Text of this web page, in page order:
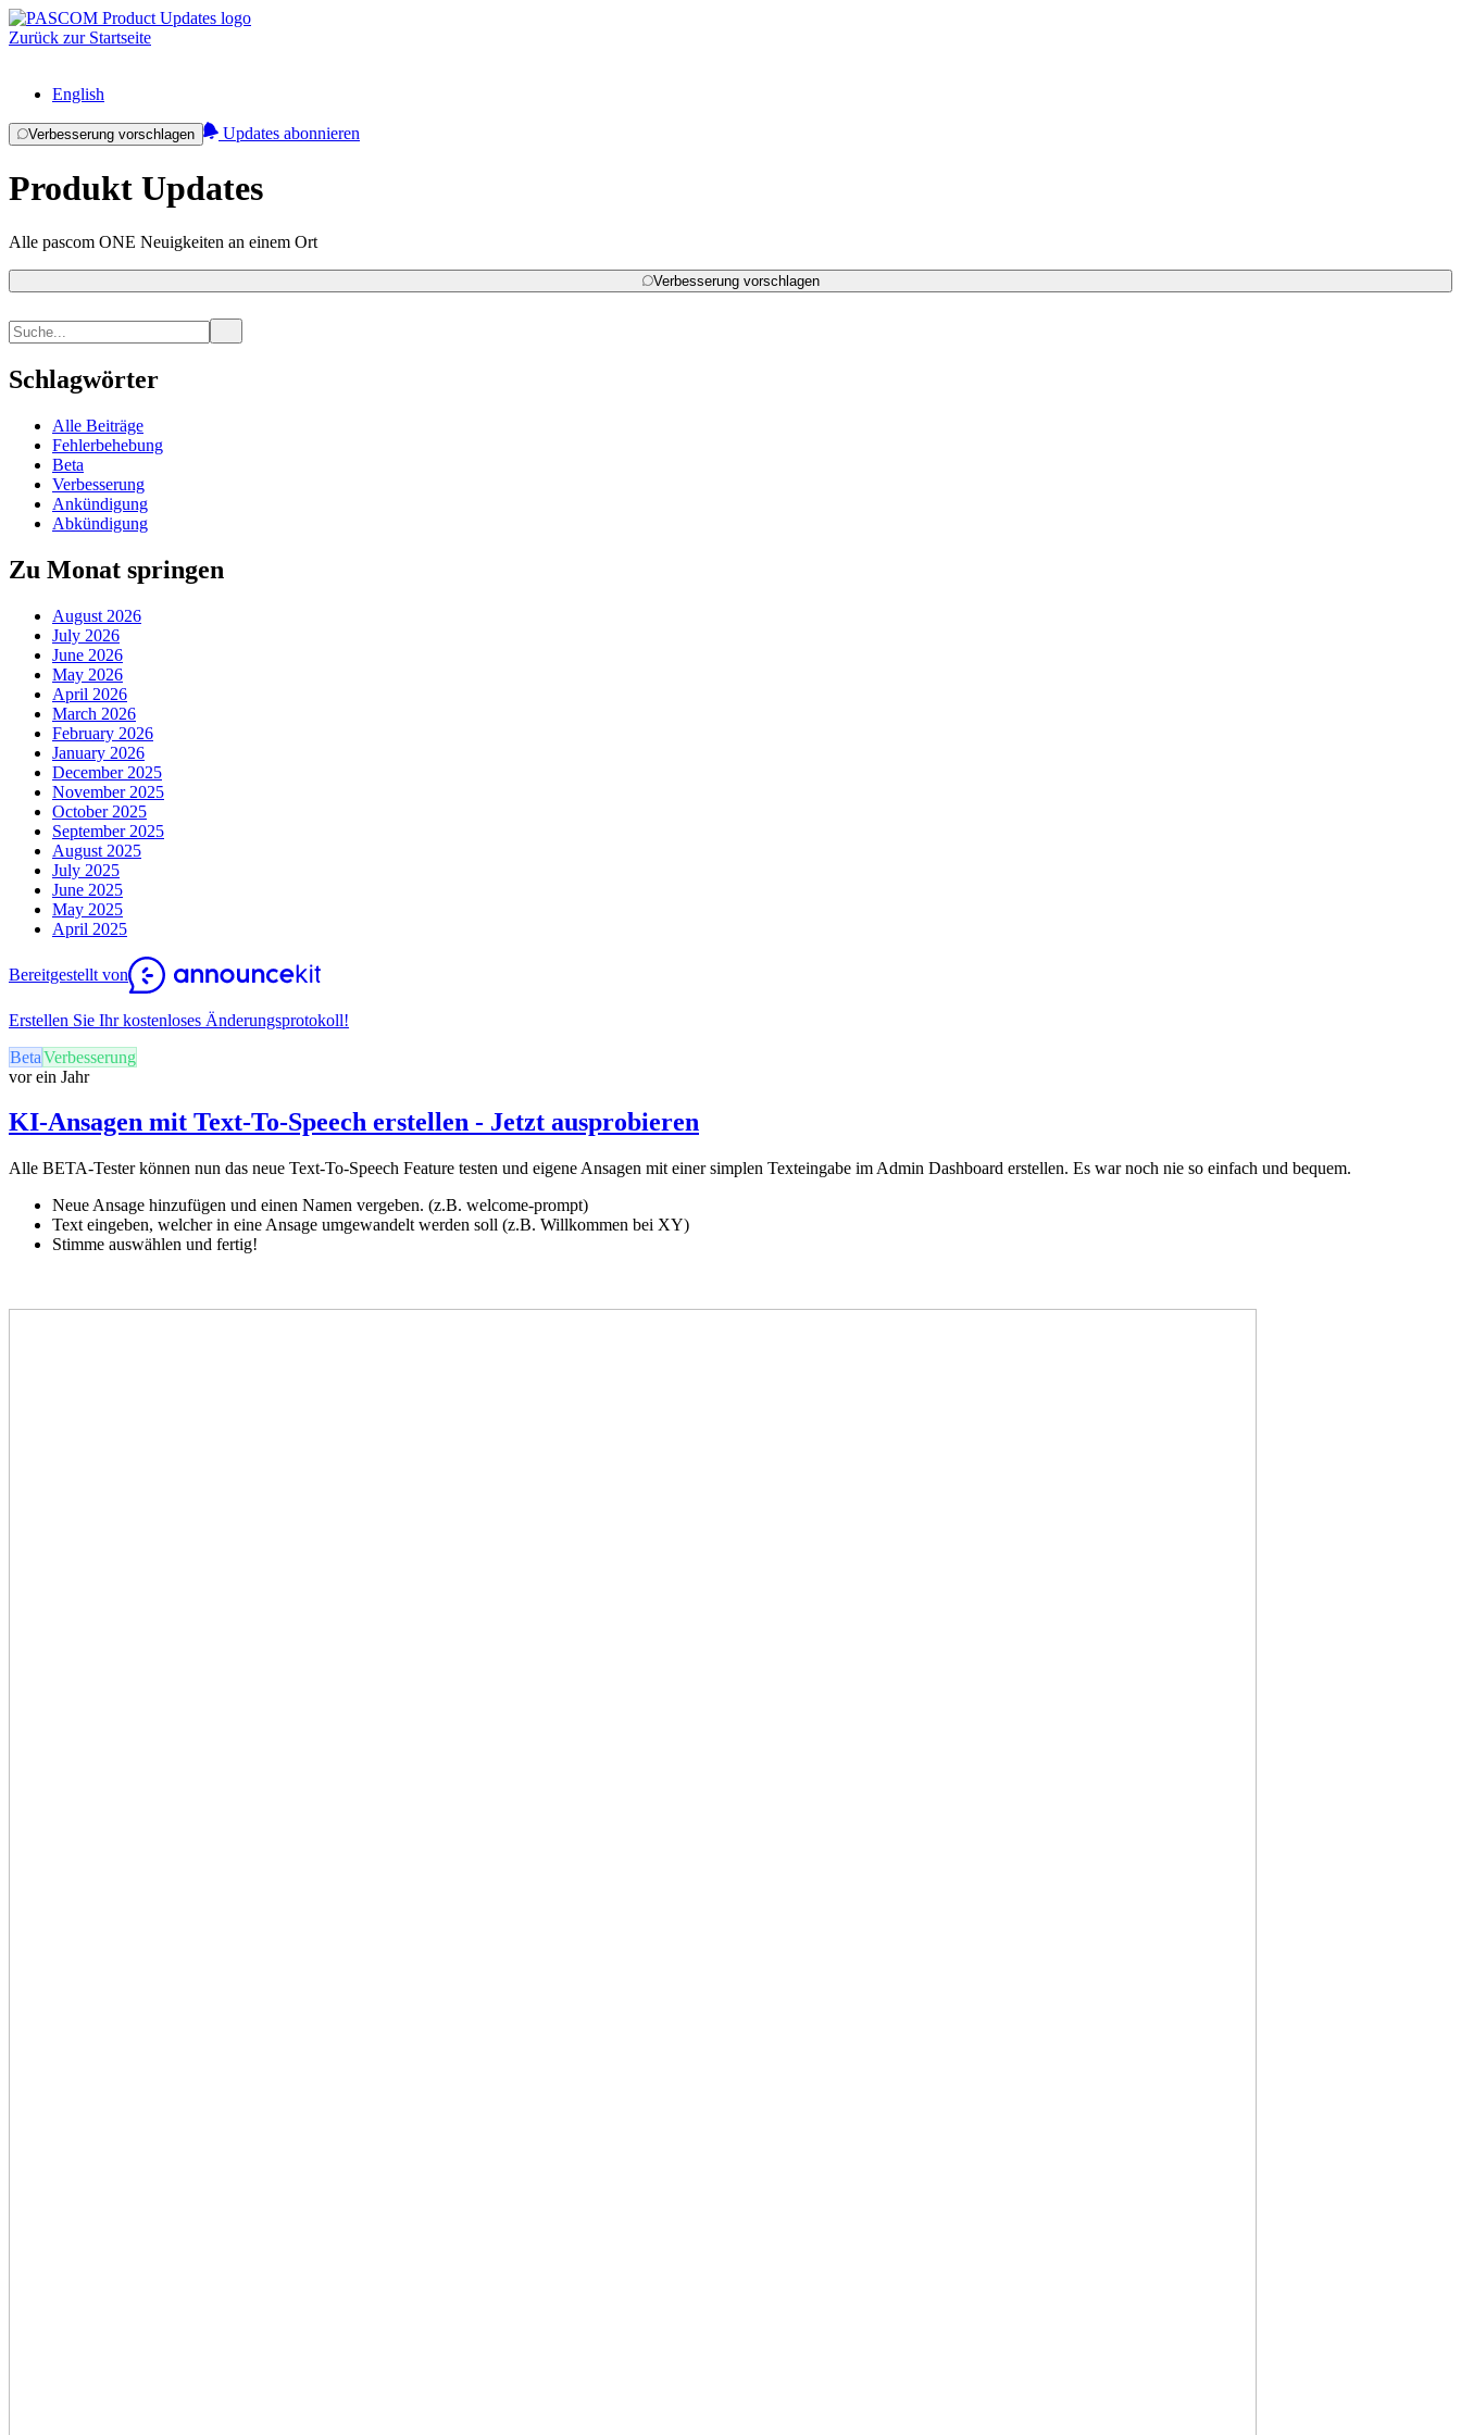
Zurück zur Startseite
English
Verbesserung vorschlagen Updates abonnieren
Produkt Updates
Alle pascom ONE Neuigkeiten an einem Ort
Verbesserung vorschlagen
Schlagwörter
Alle Beiträge
Fehlerbehebung
Beta
Verbesserung
Ankündigung
Abkündigung
Zu Monat springen
August 2026
July 2026
June 2026
May 2026
April 2026
March 2026
February 2026
January 2026
December 2025
November 2025
October 2025
September 2025
August 2025
July 2025
June 2025
May 2025
April 2025
Bereitgestellt von
Erstellen Sie Ihr kostenloses Änderungsprotokoll!
BetaVerbesserung
vor ein Jahr
KI-Ansagen mit Text-To-Speech erstellen - Jetzt ausprobieren
Alle BETA-Tester können nun das neue Text-To-Speech Feature testen und eigene Ansagen mit einer simplen Texteingabe im Admin Dashboard erstellen. Es war noch nie so einfach und bequem.
Neue Ansage hinzufügen und einen Namen vergeben. (z.B. welcome-prompt)
Text eingeben, welcher in eine Ansage umgewandelt werden soll (z.B. Willkommen bei XY)
Stimme auswählen und fertig!